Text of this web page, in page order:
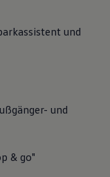
und
und
& go"